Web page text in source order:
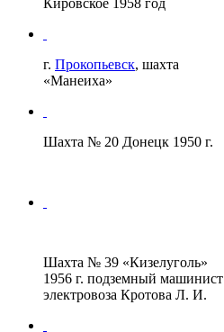
г. Прокопьевск, шахта
«Манеиха»
Шахта № 20 Донецк 1950 г.
Шахта № 39 «Кизелуголь»
1956 г. подземный машинист
электровоза Кротова Л. И.